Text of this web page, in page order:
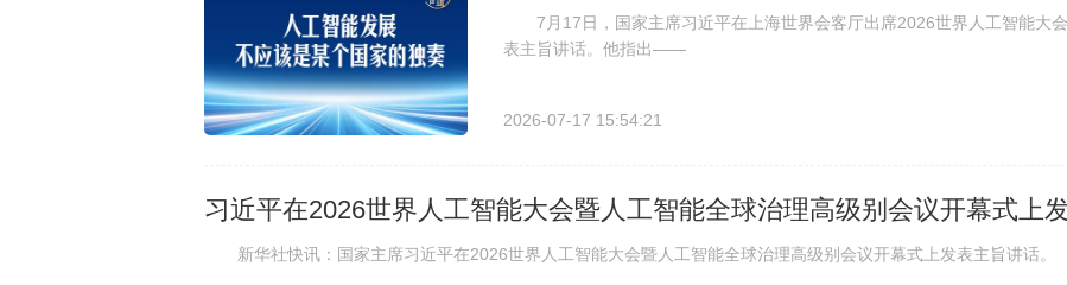
7月17日，国家主席习近平在上海世界会客厅出席2026世界人工智能大
表主旨讲话。他指出——
2026-07-17 15:54:21
习近平在2026世界人工智能大会暨人工智能全球治理高级别会议开幕式上
新华社快讯：国家主席习近平在2026世界人工智能大会暨人工智能全球治理高级别会议开幕式上发表主旨讲话。